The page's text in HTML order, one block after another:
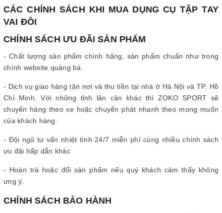
CÁC CHÍNH SÁCH KHI MUA DỤNG CỤ TẬP TAY
VAI ĐÔI
CHÍNH SÁCH ƯU ĐÃI SẢN PHẨM
- Chất lượng sản phẩm chính hãng, sản phẩm chuẩn như trong
chính website quảng bá.
- Dịch vụ giao hàng tận nơi và thu tiền tại nhà ở Hà Nội và TP. Hồ
Chí Minh. Với những tỉnh lân cận khác thì ZOKO SPORT sẽ
chuyển hàng theo xe hoặc chuyển phát nhanh theo mong muốn
của khách hàng.
- Đội ngũ tư vấn nhiệt tình 24/7 miễn phí cùng nhiều chính sách
ưu đãi hấp dẫn khác
- Hoàn trả hoặc đổi sản phẩm nếu quý khách cảm thấy không
ưng ý.
CHÍNH SÁCH BẢO HÀNH